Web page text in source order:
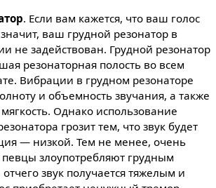
. Если вам кажется, что ваш голос
ваш грудной резонатор в
не задействован. Грудной резонатор
резонаторная полость во всем
Вибрации в грудном резонаторе
и объемность звучания, а также
Однако использование
грозит тем, что звук будет
— низкой. Тем не менее, очень
злоупотребляют грудным
звук получается тяжелым и